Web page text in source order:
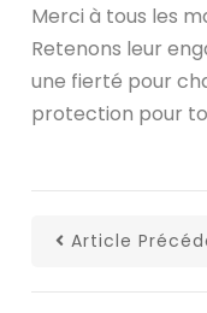
Merci à tous les
Retenons leur
une fierté pour
protection pour
Article